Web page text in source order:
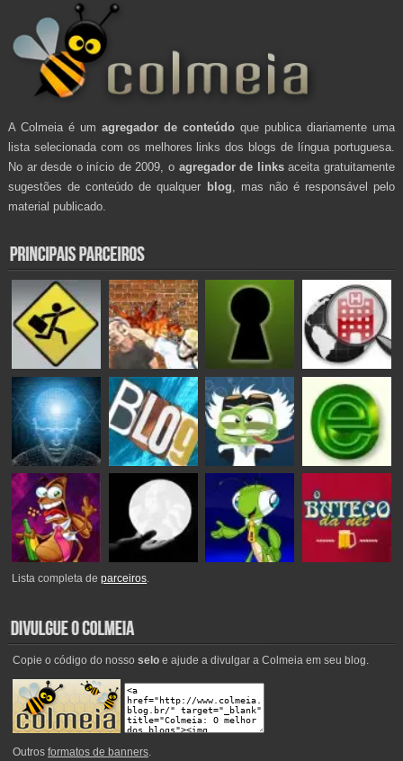
A Colmeia é um agregador de conteúdo que publica diariamente uma
lista selecionada com os melhores links dos blogs de língua portuguesa.
No ar desde o início de 2009, o agregador de linksaceita gratuitamente
sugestões de conteúdo de qualquer blog , mas não é responsável pelo
material publicado.
Lista completa deparceiros.
Copie o código do nosso seloe ajude a divulgar a Colmeia em seu blog.
Outros formatos de banners.